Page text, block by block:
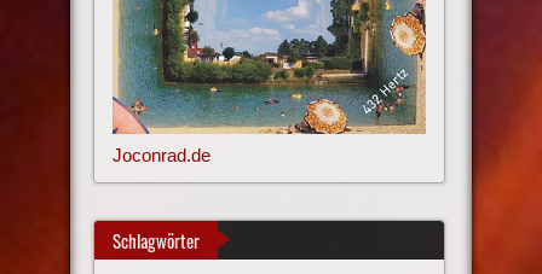
Joconrad.de
Schlagwörter